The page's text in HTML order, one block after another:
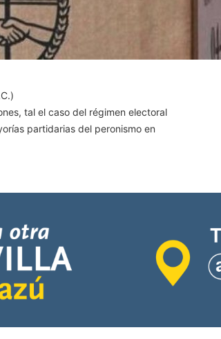
tal el caso del régimen electoral
partidarias del peronismo en